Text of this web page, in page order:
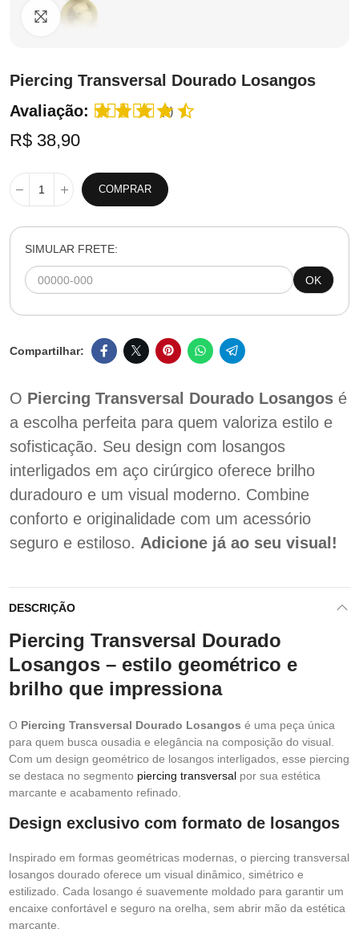
Clique para ampliar
Piercing Transversal Dourado Losangos
Avaliação:
(1)
R$ 38,90
COMPRAR
SIMULAR FRETE:
OK
O Piercing Transversal Dourado Losangos é
a escolha perfeita para quem valoriza estilo e
sofisticação. Seu design com losangos
interligados em aço cirúrgico oferece brilho
duradouro e um visual moderno. Combine
conforto e originalidade com um acessório
seguro e estiloso. Adicione já ao seu visual!
DESCRIÇÃO
Piercing Transversal Dourado
Losangos – estilo geométrico e
brilho que impressiona
O Piercing Transversal Dourado Losangos é uma peça única
para quem busca ousadia e elegância na composição do visual.
Com um design geométrico de losangos interligados, esse piercing
se destaca no segmento piercing transversal por sua estética
marcante e acabamento refinado.
Design exclusivo com formato de losangos
Inspirado em formas geométricas modernas, o piercing transversal
losangos dourado oferece um visual dinâmico, simétrico e
estilizado. Cada losango é suavemente moldado para garantir um
encaixe confortável e seguro na orelha, sem abrir mão da estética
marcante.